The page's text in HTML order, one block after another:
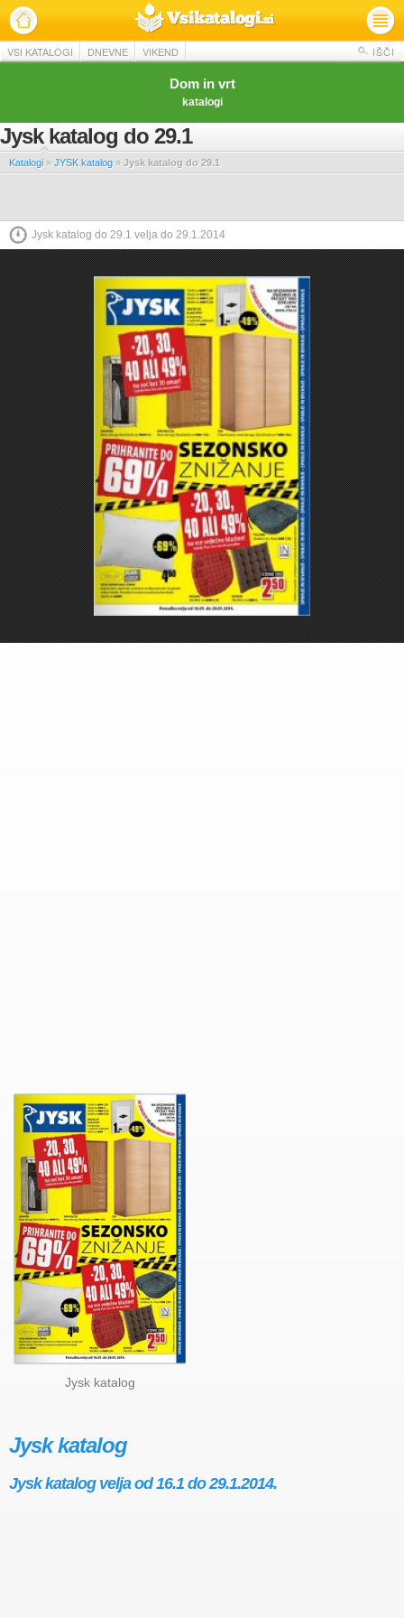
VSI KATALOGI DNEVNE VIKEND IŠČI
Dom in vrt
katalogi
Jysk katalog do 29.1
Katalogi » JYSK katalog » Jysk katalog do 29.1
Jysk katalog do 29.1 velja do 29.1.2014
Jysk katalog
Jysk katalog
Jysk katalog velja od 16.1 do 29.1.2014.